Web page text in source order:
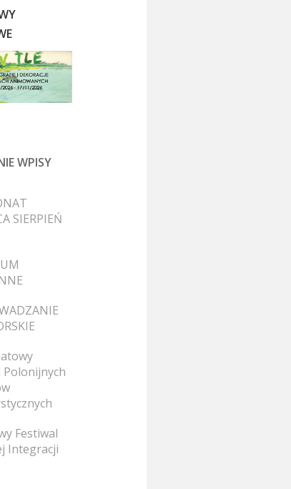
WPISY
SIERPIEŃ
Polonijnych
Festiwal
Integracji